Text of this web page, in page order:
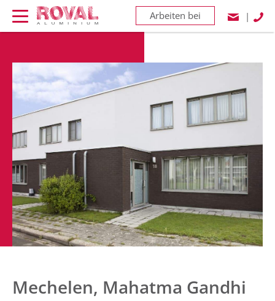
Arbeiten bei |
Mechelen, Mahatma Gandhi